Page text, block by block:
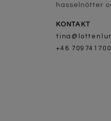
hasselnötter
KONTAKT
+46 709741700